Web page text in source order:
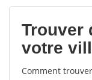
Trouver
votre
Comment